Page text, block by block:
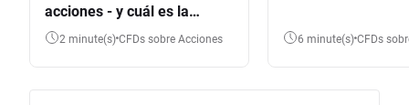
acciones - y cuál es la
diferencia?
2 minute(s) CFDs sobre Acciones 6 minute(s) CFDs